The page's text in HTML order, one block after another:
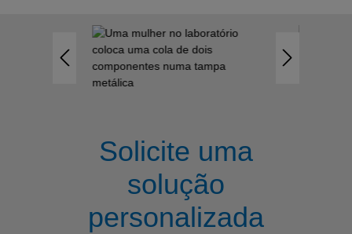
Ignorar galeria de imagens
Solicite uma
solução
personalizada